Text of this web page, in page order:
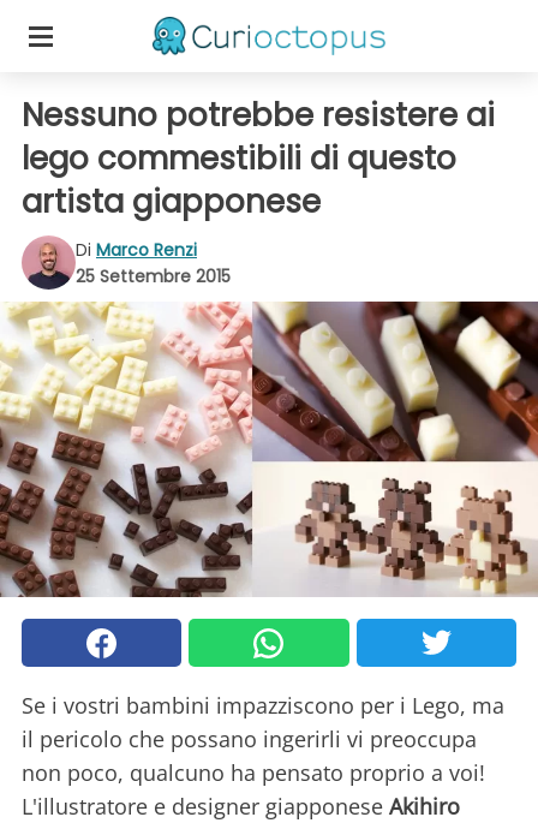
Nessuno potrebbe resistere ai
lego commestibili di questo
artista giapponese
Di Marco Renzi
25 Settembre 2015
Se i vostri bambini impazziscono per i Lego, ma
il pericolo che possano ingerirli vi preoccupa
non poco, qualcuno ha pensato proprio a voi!
L'illustratore e designer giapponese Akihiro